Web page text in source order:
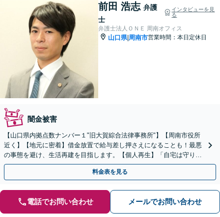
前田 浩志 弁護
士
インタビューを見
る
弁護士法人ＯＮＥ 周南オフィス
山口県| 周南市営業時間：本日定休日
闇金被害
【山口県内拠点数ナンバー１"旧大賀綜合法律事務所"】【周南市役所
近く】【地元に密着】借金放置で給与差し押さえになることも！最悪
の事態を避け、生活再建を目指します。【個人再生】「自宅は守りた
い」などご要望があればお気軽にお申し出ください。
料金表を見る
電話でお問い合わせ メールでお問い合わせ